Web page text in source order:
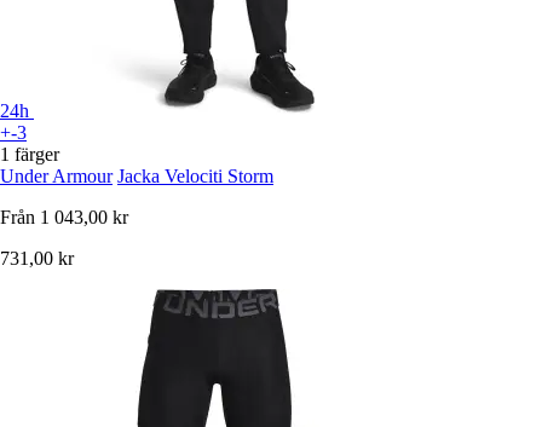
24h
+-3
1 färger
Under Armour Jacka Velociti Storm
Från 1 043,00 kr
731,00 kr